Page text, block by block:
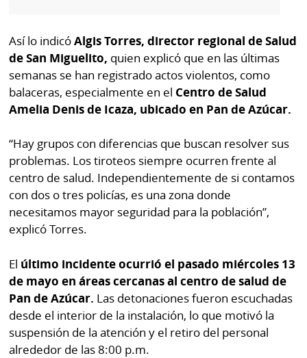
Tus
Tiquetes
Cero
KM
Corprensa
Prensa
Busca
Fácil
⌾
Hoy
Hoy
⌾
Sábado
Picante
⌾
Tal
Cual
⌾
Sabrina
Sin
Así lo indicóAlgis Torres, director regional de Salud
de San Miguelito, quien explicó que en las últimas
semanas se han registrado actos violentos, como
balaceras, especialmente en el Centro de Salud
Amelia Denis de Icaza, ubicado en Pan de Azúcar.
“Hay grupos con diferencias que buscan resolver sus
problemas. Los tiroteos siempre ocurren frente al
centro de salud. Independientemente de si contamos
con dos o tres policías, es una zona donde
necesitamos mayor seguridad para la población”,
explicó Torres.
El último incidente ocurrió el pasado miércoles 13
de mayo en áreas cercanas al centro de salud de
Pan de Azúcar. Las detonaciones fueron escuchadas
desde el interior de la instalación, lo que motivó la
suspensión de la atención y el retiro del personal
alrededor de las 8:00 p.m.